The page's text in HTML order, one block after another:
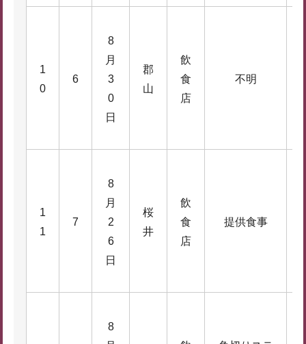
1
0
6
8
月
3
0
日
郡
山
飲
食
店
不明
1
1
7
8
月
2
6
日
桜
井
飲
食
店
提供食事
8